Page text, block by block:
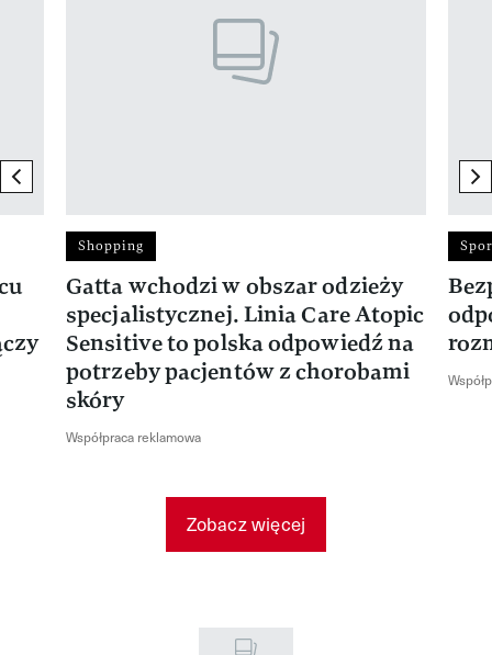
previous element
Shopping
Gatta wchodzi w obszar odzieży
specjalistycznej. Linia Care Atopic
Sensitive to polska odpowiedź na
potrzeby pacjentów z chorobami
skóry
Współpraca reklamowa
Zobacz więcej